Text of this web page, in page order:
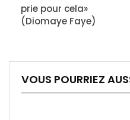
prie pour cela»
(Diomaye Faye)
VOUS POURRIEZ